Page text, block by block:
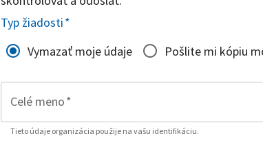
Typ žiadosti*
Vymazať moje údaje
Pošlite mi kópiu
Celé meno*
Tieto údaje organizácia použije na vašu identifikáciu.